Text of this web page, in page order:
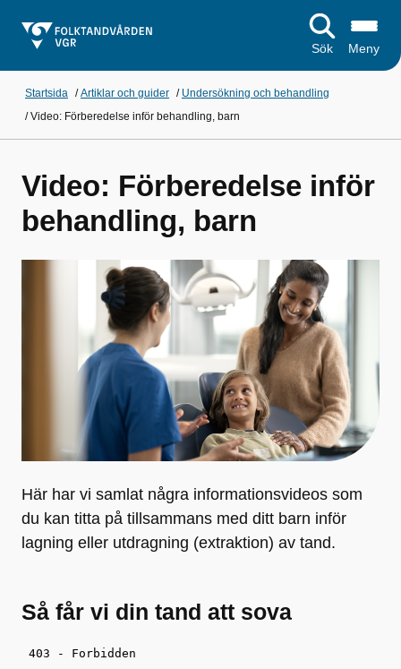
Sök Meny
Startsida /Artiklar och guider / Undersökning och behandling
/Video: Förberedelse inför behandling, barn
Video: Förberedelse inför
behandling, barn
Här har vi samlat några informationsvideos som
du kan titta på tillsammans med ditt barn inför
lagning eller utdragning (extraktion) av tand.
Så får vi din tand att sova